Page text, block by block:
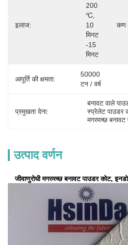
इलाज:
200
℃,
10
मिनट
-15
मिनट
कण
आपूर्ति की क्षमता:
50000
टन / वर्ष
प्रमुखता देना:
बनावट वाले
स्प्रेलेट पाउडर
मगरमच्छ बनावट
उत्पाद वर्णन
जीवाणुरोधी मगरमच्छ बनावट पाउडर कोट,